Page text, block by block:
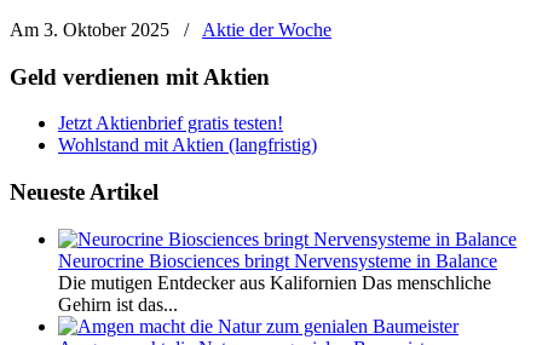
Am 3. Oktober 2025
/ Aktie der Woche
Geld verdienen mit Aktien
Jetzt Aktienbrief gratis testen!
Wohlstand mit Aktien (langfristig)
Neueste Artikel
Neurocrine Biosciences bringt Nervensysteme in Balance
Die mutigen Entdecker aus Kalifornien Das menschliche
Gehirn ist das...